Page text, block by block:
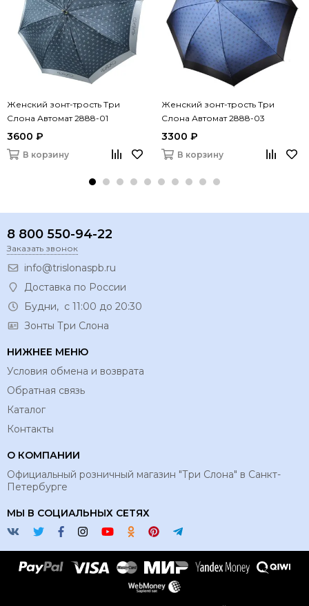
Женский зонт-трость Три
Слона Автомат 2888-01
3600 ₽
В корзину
Женский зонт-трость Три
Слона Автомат 2888-03
3300 ₽
В корзину
8 800 550-94-22
Заказать звонок
info@trislonaspb.ru
Доставка по России
Будни, с 11:00 до 20:30
Зонты Три Слона
НИЖНЕЕ МЕНЮ
Условия обмена и возврата
Обратная связь
Каталог
Контакты
О КОМПАНИИ
Официальный розничный магазин "Три Слона" в Санкт-
Петербурге
МЫ В СОЦИАЛЬНЫХ СЕТЯХ